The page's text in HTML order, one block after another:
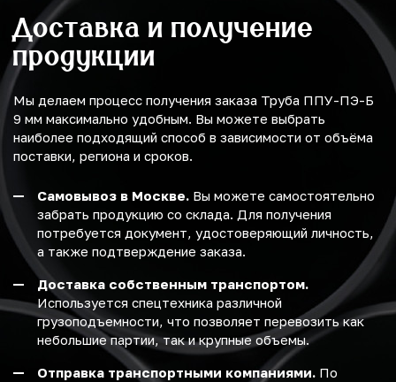
Доставка и получение
продукции
Мы делаем процесс получения заказа Труба ППУ-ПЭ-Б
9 мм максимально удобным. Вы можете выбрать
наиболее подходящий способ в зависимости от объёма
поставки, региона и сроков.
Самовывоз в Москве. Вы можете самостоятельно
забрать продукцию со склада. Для получения
потребуется документ, удостоверяющий личность,
а также подтверждение заказа.
Доставка собственным транспортом.
Используется спецтехника различной
грузоподъемности, что позволяет перевозить как
небольшие партии, так и крупные объемы.
Отправка транспортными компаниями. По